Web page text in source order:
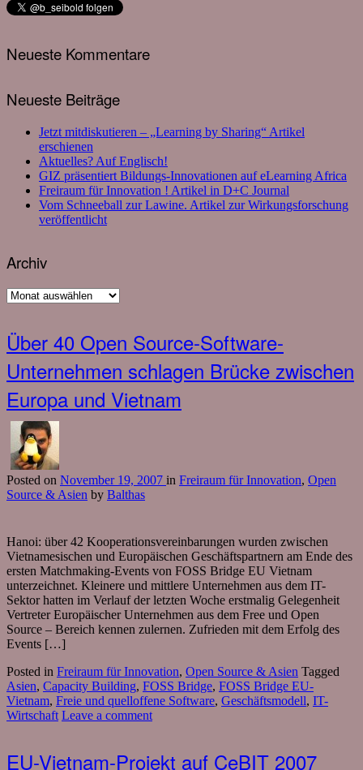
Neueste Kommentare
Neueste Beiträge
Jetzt mitdiskutieren – „Learning by Sharing“ Artikel
erschienen
Aktuelles? Auf Englisch!
GIZ präsentiert Bildungs-Innovationen auf eLearning Africa
Freiraum für Innovation ! Artikel in D+C Journal
Vom Schneeball zur Lawine. Artikel zur Wirkungsforschung
veröffentlicht
Archiv
Archiv
Über 40 Open Source-Software-
Unternehmen schlagen Brücke zwischen
Europa und Vietnam
Posted on November 19, 2007 in Freiraum für Innovation, Open
Source & Asien by Balthas
Hanoi: über 42 Kooperationsvereinbarungen wurden zwischen
Vietnamesischen und Europäischen Geschäftspartnern am Ende des
ersten Matchmaking-Events von FOSS Bridge EU Vietnam
unterzeichnet. Kleinere und mittlere Unternehmen aus dem IT-
Sektor hatten im Verlauf der letzten Woche erstmalig Gelegenheit
Vertreter Europäischer Unternehmen aus dem Free und Open
Source – Bereich kennen zulernen. Zufrieden mit dem Erfolg des
Events […]
Posted in Freiraum für Innovation, Open Source & Asien Tagged
Asien, Capacity Building, FOSS Bridge, FOSS Bridge EU-
Vietnam, Freie und quelloffene Software, Geschäftsmodell, IT-
Wirtschaft Leave a comment
EU-Vietnam-Projekt auf CeBIT 2007